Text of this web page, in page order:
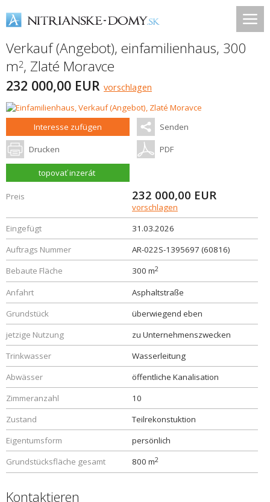
Verkauf (Angebot), einfamilienhaus, 300
m2, Zlaté Moravce
232 000,00 EUR vorschlagen
Interesse zufügen Senden
Drucken PDF
topovať inzerát
Preis 232 000,00 EUR
vorschlagen
Eingefügt
31.03.2026
Auftrags Nummer
AR-022S-1395697 (60816)
Bebaute Fläche
300 m2
Anfahrt
Asphaltstraße
Grundstück
überwiegend eben
jetzige Nutzung
zu Unternehmenszwecken
Trinkwasser
Wasserleitung
Abwässer
öffentliche Kanalisation
Zimmeranzahl
10
Zustand
Teilrekonstuktion
Eigentumsform
persönlich
Grundstücksfläche gesamt
800 m2
Kontaktieren